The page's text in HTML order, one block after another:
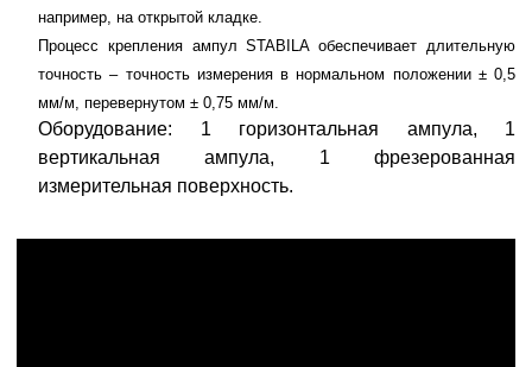
например, на открытой кладке.
Процесс крепления ампул STABILA обеспечивает длительную
точность – точность измерения в нормальном положении ± 0,5
мм/м, перевернутом ± 0,75 мм/м.
Оборудование: 1 горизонтальная ампула, 1
вертикальная ампула, 1 фрезерованная
измерительная поверхность.